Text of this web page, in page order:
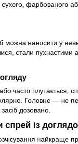
фарбованого
можна наносити у
стали пухнастими
часто плутається,
Головне — не
дозовано.
спрей із
найкраще